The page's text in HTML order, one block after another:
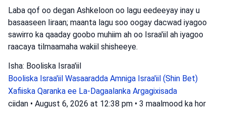
Laba qof oo degan Ashkeloon oo lagu eedeeyay inay u
basaaseen Iiraan; maanta lagu soo oogay dacwad iyagoo
sawirro ka qaaday goobo muhiim ah oo Israa'iil ah iyagoo
raacaya tilmaamaha wakiil shisheeye.
Isha: Booliska Israa'iil
Booliska Israa'iil Wasaaradda Amniga Israa'iil (Shin Bet)
Xafiiska Qaranka ee La-Dagaalanka Argagixisada
ciidan • August 6, 2026 at 12:38 pm • 3 maalmood ka hor